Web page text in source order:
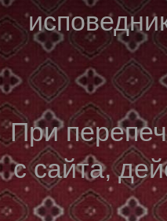
При
с сайта,